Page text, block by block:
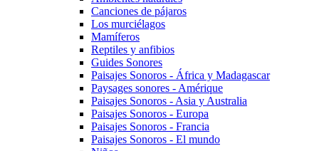
Canciones de pájaros
Los murciélagos
Mamíferos
Reptiles y anfibios
Guides Sonores
Paisajes Sonoros - África y Madagascar
Paysages sonores - Amérique
Paisajes Sonoros - Asia y Australia
Paisajes Sonoros - Europa
Paisajes Sonoros - Francia
Paisajes Sonoros - El mundo